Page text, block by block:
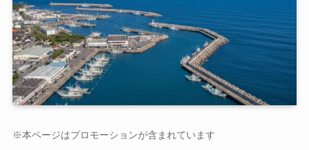
※本ページはプロモーションが含まれています